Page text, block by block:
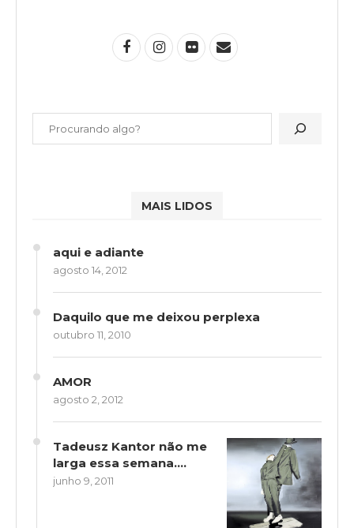
MAIS LIDOS
aqui e adiante
agosto 14, 2012
Daquilo que me deixou perplexa
outubro 11, 2010
AMOR
agosto 2, 2012
Tadeusz Kantor não me
larga essa semana….
junho 9, 2011